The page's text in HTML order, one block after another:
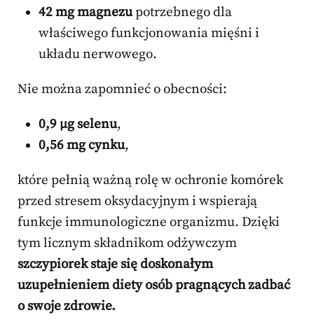
42 mg magnezupotrzebnego dla
właściwego funkcjonowania mięśni i
układu nerwowego.
Nie można zapomnieć o obecności:
0,9 µg selenu,
0,56 mg cynku,
które pełnią ważną rolę w ochronie komórek
przed stresem oksydacyjnym i wspierają
funkcje immunologiczne organizmu. Dzięki
tym licznym składnikom odżywczym
szczypiorek staje się doskonałym
uzupełnieniem diety osób pragnących zadbać
o swoje zdrowie.